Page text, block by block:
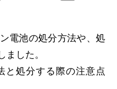
電池の処分方法や、処
した。
と処分する際の注意点